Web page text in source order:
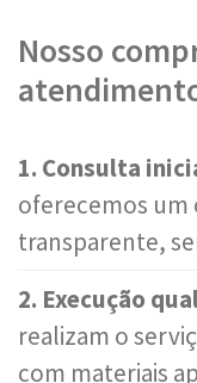
Nosso
1. Consulta
oferecemos
transparente,
2. Execução
realizam o
com materiais